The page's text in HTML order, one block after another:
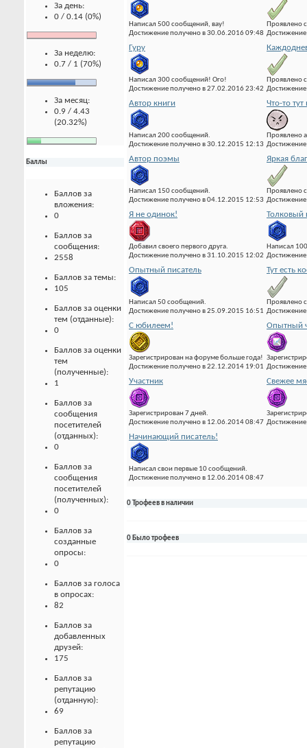
За день:
0 / 0.14 (0%)
За неделю:
0.7 / 1 (70%)
За месяц:
0.9 / 4.43
(20.32%)
Баллы
Баллов за
вложения:
0
Баллов за
сообщения:
2558
Баллов за темы:
105
Баллов за оценки
тем (отданные):
0
Баллов за оценки
тем
(полученные):
1
Баллов за
сообщения
посетителей
(отданных):
0
Баллов за
сообщения
посетителей
(полученных):
0
Баллов за
созданные
опросы:
0
Баллов за голоса
в опросах:
82
Баллов за
добавленных
друзей:
175
Баллов за
репутацию
(отданную):
69
Баллов за
репутацию
Написал 500 сообщений, вау!
Достижение получено в 30.06.2016 09:48
Проявлено
Гуру
Написал 300 сообщений! Ого!
Достижение получено в 27.02.2016 23:42
Проявлено
Автор книги
Написал 200 сообщений.
Достижение получено в 30.12.2015 12:13
Что-то тут
Проявлено
Автор поэмы
Написал 150 сообщений.
Достижение получено в 04.12.2015 12:53
Яркая
Проявлено
Я не одинок!
Добавил своего первого друга.
Достижение получено в 31.10.2015 12:02
Толковый
Написал
Опытный писатель
Написал 50 сообщений.
Достижение получено в 25.09.2015 16:51
Тут есть
Проявлено
С юбилеем!
Зарегистрирован на форуме больше года!
Достижение получено в 22.12.2014 19:01
Опытный
Участник
Зарегистрирован 7 дней.
Достижение получено в 12.06.2014 08:47
Свежее
Начинающий писатель!
Написал свои первые 10 сообщений.
Достижение получено в 12.06.2014 08:47
0 Трофеев в наличии
0 Было трофеев